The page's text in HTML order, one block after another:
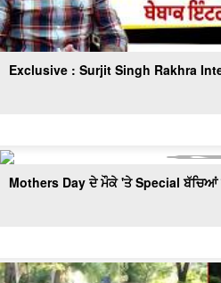
Exclusive : Surjit Singh Rakhra
Mothers Day ਦੇ ਮੌਕੇ 'ਤੇ Special ਬੱਚਿਆਂ